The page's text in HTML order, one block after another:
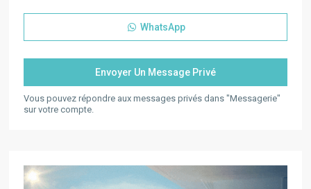
WhatsApp
Vous pouvez répondre aux messages privés dans "Messagerie"
sur votre compte.